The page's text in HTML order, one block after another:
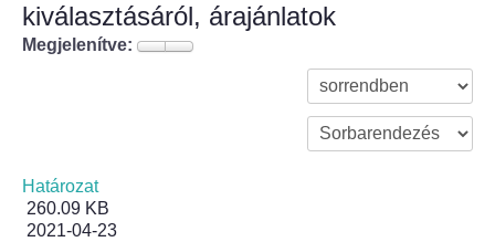
Turizmus
Egyházak, civilek
Református Egyház
kiválasztásáról, árajánlatok
Megjelenítve:
Határozat
260.09 KB
2021-04-23